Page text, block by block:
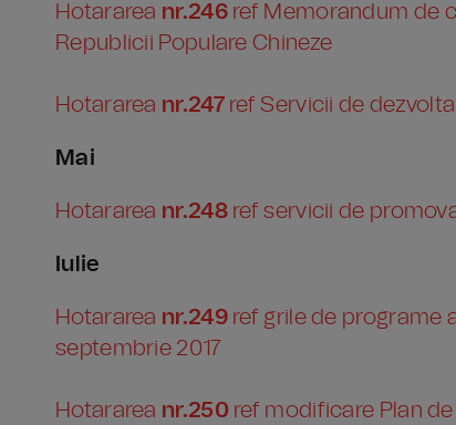
Hotararea nr.246ref Memorandum de
Republicii Populare Chineze
Hotararea nr.247ref Servicii de
Mai
Hotararea nr.248ref servicii de
Iulie
Hotararea nr.249ref grile de programe
septembrie 2017
Hotararea nr.250 ref modificare Plan